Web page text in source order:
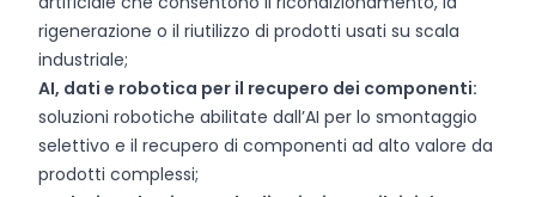
rigenerazione o il riutilizzo di prodotti usati su scala
industriale;
AI, dati e robotica per il recupero dei componenti:
soluzioni robotiche abilitate dall’AI per lo smontaggio
selettivo e il recupero di componenti ad alto valore da
prodotti complessi;